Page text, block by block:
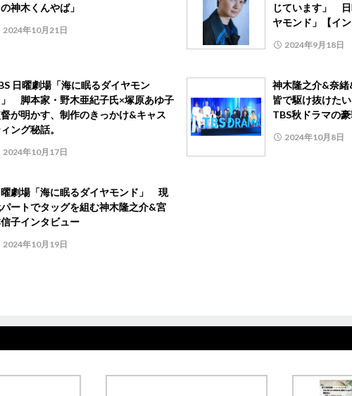
の神木くんやば」
2024年10月21日
じています」 日
ヤモンド」【イン
2024年9月18日
日曜劇場「海に眠るダイヤモン
」 脚本家・野木亜紀子氏×塚原あゆ子
が明かす、制作のきっかけ&キャス
ング秘話。
2024年10月17日
神木隆之介&奈
皆で駆け抜けた
TBS秋ドラマの
2024年10月8日
曜劇場「海に眠るダイヤモンド」 現
ートでタッグを組む神木隆之介&宮
子インタビュー
2024年10月19日